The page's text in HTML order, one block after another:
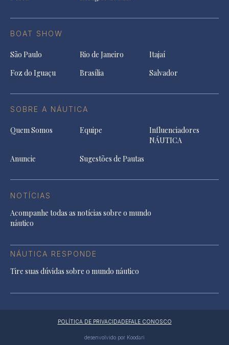
BOAT SHOW
São Paulo Rio de Janeiro
Itajaí
Foz do Iguaçu
Brasília Salvador
SOBRE A NÁUTICA
Quem Somos Equipe
Influenciadores
NÁUTICA
Anuncie
Sugestões de Pautas
NOTÍCIAS
Acompanhe todas as notícias sobre o mundo
náutico
NÁUTICA RESPONDE
Tire suas dúvidas sobre o mundo náutico
POLÍTICA DE PRIVACIDADEFALE CONOSCO
desenvolvido por Koodari